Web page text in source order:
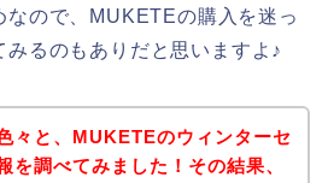
なので、MUKETEの購入を迷っ
るのもありだと思いますよ♪
々と、MUKETEのウィンターセ
を調べてみました！その結果、